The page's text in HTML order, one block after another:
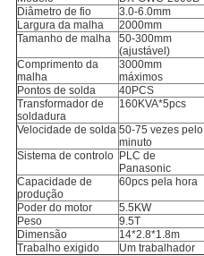
Diâmetro de fio
3.0-6.0mm
Largura da malha
2000mm
Tamanho de malha
50-300mm
(ajustável)
Comprimento da
malha
3000mm
máximos
Pontos de solda
40PCS
Transformador de
soldadura
160KVA*5pcs
Velocidade de solda 50-75 vezes pelo
minuto
Sistema de controlo PLC de
Panasonic
Capacidade de
produção
60pcs pela hora
Poder do motor
5.5KW
Peso
9.5T
Dimensão
14*2.8*1.8m
Trabalho exigido
Um trabalhador